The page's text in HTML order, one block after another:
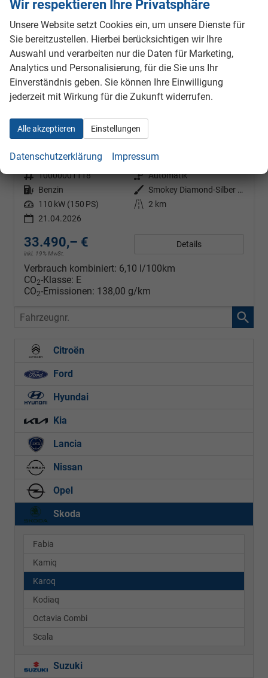
Skoda Karoq
Fahrzeugnr. 10000001118 Getriebe Automatik
Kraftstoff Benzin Außenfarbe
Smokey Diamond-Silber Metallic
Leistung 110 kW (150 PS) Kilometerstand
2 km
21.04.2026
33.490,– €
inkl. 19% MwSt.
Details
Verbrauch kombiniert: 6,10 l/100km
CO2-Klasse: E
CO2-Emissionen: 138,00 g/km
Fahrzeugnr.
Citroën
Ford
Hyundai
Kia
Lancia
Nissan
Opel
Skoda
Fabia
Kamiq
Karoq
Kodiaq
Octavia Combi
Scala
Suzuki
Wir respektieren Ihre Privatsphäre
Unsere Website setzt Cookies ein, um unsere Dienste für
Sie bereitzustellen. Hierbei berücksichtigen wir Ihre
Auswahl und verarbeiten nur die Daten für Marketing,
Analytics und Personalisierung, für die Sie uns Ihr
Einverständnis geben. Sie können Ihre Einwilligung
jederzeit mit Wirkung für die Zukunft widerrufen.
Alle akzeptieren Einstellungen
Datenschutzerklärung Impressum